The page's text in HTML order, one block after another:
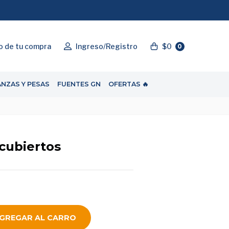
de tu compra Ingreso/Registro $0 0
Y PESAS FUENTES GN OFERTAS 🔥
AL CARRO